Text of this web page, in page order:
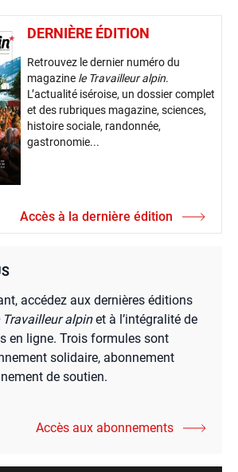
DERNIÈRE ÉDITION
Retrouvez le dernier numéro du
magazine le Travailleur alpin.
L’actualité iséroise, un dossier complet
et des rubriques magazine, sciences,
histoire sociale, randonnée,
gastronomie...
Accès à la dernière édition
accédez aux dernières éditions
Travailleur alpinet à l’intégralité de
en ligne. Trois formules sont
solidaire, abonnement
de soutien.
Accès aux abonnements